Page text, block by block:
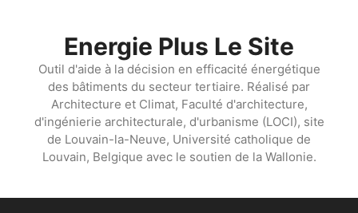
Energie Plus Le Site
Outil d'aide à la décision en efficacité énergétique
des bâtiments du secteur tertiaire. Réalisé par
Architecture et Climat, Faculté d'architecture,
d'ingénierie architecturale, d'urbanisme (LOCI), site
de Louvain-la-Neuve, Université catholique de
Louvain, Belgique avec le soutien de la Wallonie.